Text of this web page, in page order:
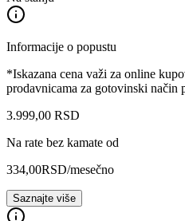
Informacije o popustu
*Iskazana cena važi za online
prodavnicama za gotovinski način
3.999,00 RSD
Na rate bez kamate od
334,00RSD/mesečno
Saznajte više